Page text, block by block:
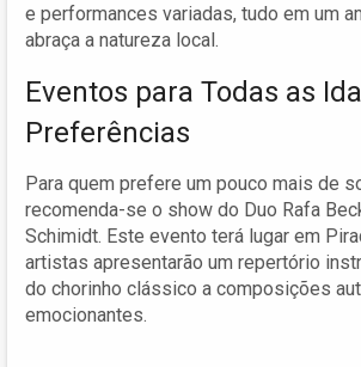
e performances variadas, tudo em um
abraça a natureza local.
Eventos para Todas as
Preferências
Para quem prefere um pouco mais de
recomenda-se o show do Duo Rafa
Schimidt. Este evento terá lugar em
artistas apresentarão um repertório
do chorinho clássico a composições
emocionantes.